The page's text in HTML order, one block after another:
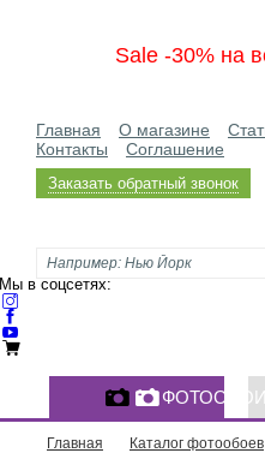
Sale -30% на
Главная О магазине
Контакты
Соглашение
Заказать обратный звонок
Мы в соцсетях:
Главная Каталог фотообоев